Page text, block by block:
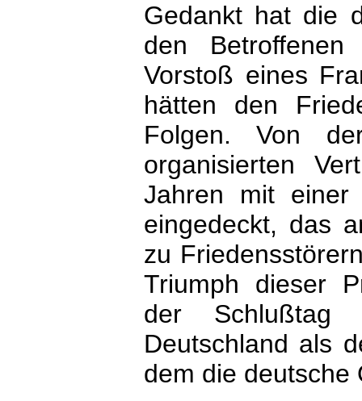
Gedankt hat die
den
Vorstoß eines
hätten den
Folgen. Von
organisierten
Jahren mit einer
eingedeckt, das
zu
Triumph dieser
der Schlußtag
Deutschland als
dem die deutsche